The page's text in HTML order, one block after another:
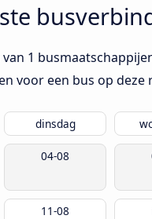
van 1
voor een bus op deze
dinsdag
04-08
11-08